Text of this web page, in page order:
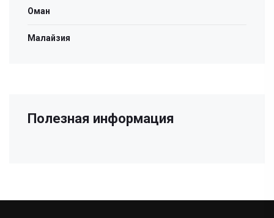
Оман
Малайзия
Полезная информация